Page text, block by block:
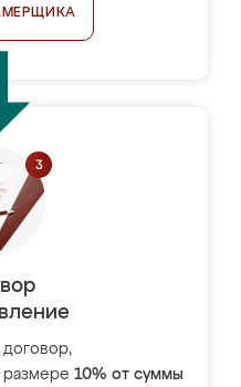
размере 10% от суммы